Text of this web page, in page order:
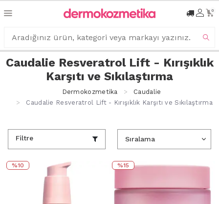
0
Caudalie Resveratrol Lift - Kırışıklık
Karşıtı ve Sıkılaştırma
Dermokozmetika
Caudalie
Caudalie Resveratrol Lift - Kırışıklık Karşıtı ve Sıkılaştırma
Filtre
%10 %15